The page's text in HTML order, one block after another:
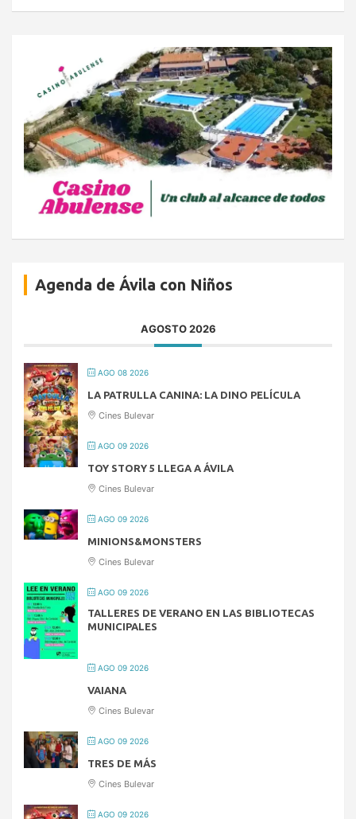
Agenda de Ávila con Niños
AGOSTO 2026
AGO 08 2026
LA PATRULLA CANINA: LA DINO PELÍCULA
Cines Bulevar
AGO 09 2026
TOY STORY 5 LLEGA A ÁVILA
Cines Bulevar
AGO 09 2026
MINIONS&MONSTERS
Cines Bulevar
AGO 09 2026
TALLERES DE VERANO EN LAS BIBLIOTECAS
MUNICIPALES
AGO 09 2026
VAIANA
Cines Bulevar
AGO 09 2026
TRES DE MÁS
Cines Bulevar
AGO 09 2026